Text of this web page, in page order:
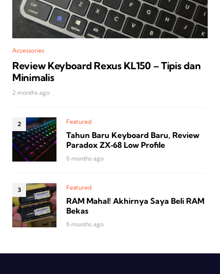
Accessories
Review Keyboard Rexus KL150 – Tipis dan
Minimalis
2 months ago
Featured
Tahun Baru Keyboard Baru, Review
Paradox ZX‑68 Low Profile
6 months ago
Featured
RAM Mahal! Akhirnya Saya Beli RAM
Bekas
6 months ago